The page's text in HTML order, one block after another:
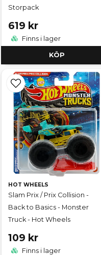
Storpack
619 kr
Finns i lager
KÖP
HOT WHEELS
Slam Prix / Prix Collision -
Back to Basics - Monster
Truck - Hot Wheels
109 kr
Finns i lager